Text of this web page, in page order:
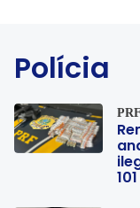
Polícia
PRF